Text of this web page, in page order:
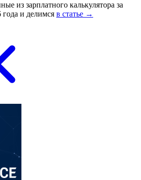
из зарплатного калькулятора за
года и делимся в статье →